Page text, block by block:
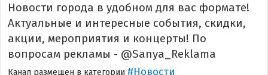
Новости города в удобном для вас формате!
Актуальные и интересные события, скидки,
акции, мероприятия и концерты! По
вопросам рекламы - @Sanya_Reklama
Канал размещен в категории #Новости